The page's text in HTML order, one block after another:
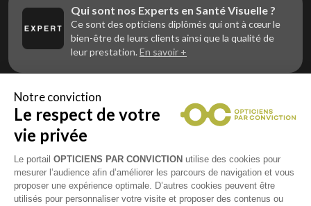
Qui sont nos Experts en Santé Visuelle ?
Ce sont des opticiens diplômés qui ont à cœur le
bien-être de leurs clients ainsi que la qualité de
leur prestation.En savoir +
Vous êtes un professionnel de la vue et
vous souhaitez nous rejoindre ?
Contactez Alliance Optic, la centrale d’achats et
d’accompagnement des opticiens indépendants
Notre conviction
Le respect de votre
vie privée
Le portail OPTICIENS PAR CONVICTION utilise des cookies pour
mesurer l’audience afin d’améliorer les parcours de navigation et vous
proposer une expérience optimale. D’autres cookies peuvent être
utilisés pour personnaliser votre visite et proposer des contenus ou